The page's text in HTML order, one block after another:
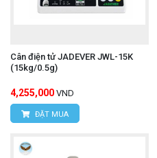
Cân điện tử JADEVER JWL-15K
(15kg/0.5g)
4,255,000 VND
ĐẶT MUA